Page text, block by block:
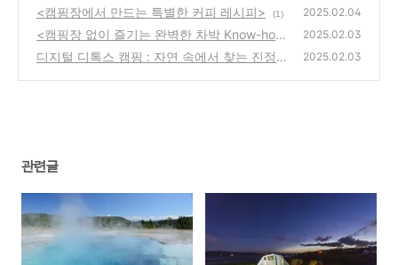
을 위한 가이드>
(0)
<캠핑장에서 만드는 특별한 커피 레시피> (1) 2025.02.04
<캠핑장 없이 즐기는 완벽한 차박 Know-ho
w?!>
(0)
2025.02.03
디지털 디톡스 캠핑 : 자연 속에서 찾는 진정한
2025.02.03
관련글